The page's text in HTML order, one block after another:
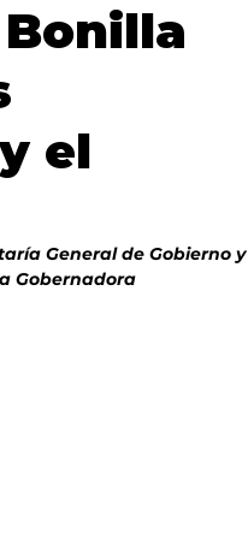
el
General de Gobierno y
Gobernadora